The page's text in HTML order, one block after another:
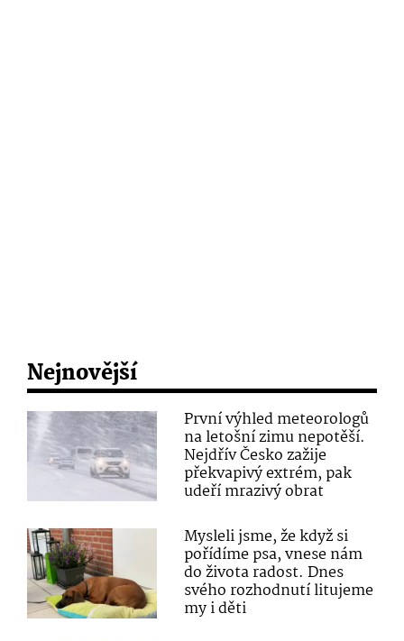
Nejnovější
První výhled meteorologů
na letošní zimu nepotěší.
Nejdřív Česko zažije
překvapivý extrém, pak
udeří mrazivý obrat
Mysleli jsme, že když si
pořídíme psa, vnese nám
do života radost. Dnes
svého rozhodnutí litujeme
my i děti